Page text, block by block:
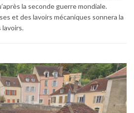
la seconde guerre mondiale.
et des lavoirs mécaniques sonnera la
lavoirs.